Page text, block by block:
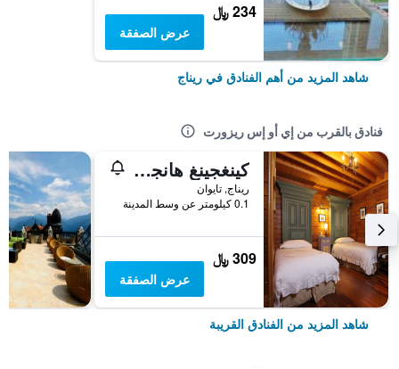
234 ﷼
عرض الصفقة
شاهد المزيد من أهم الفنادق في ريناج
فنادق بالقرب من إي أو إس ريزورت
كينغجينغ هانجينج جاردن
ريناج, تايوان
0.1 كيلومتر عن وسط المدينة
309 ﷼
عرض الصفقة
شاهد المزيد من الفنادق القريبة